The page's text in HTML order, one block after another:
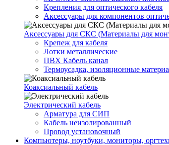
Крепления для оптического кабеля
Аксессуары для компонентов
Аксессуары для СКС (Материалы для
Крепеж для кабеля
Лотки металлические
ПВХ Кабель канал
Термоусадка, изоляционные
Коаксиальный кабель
Электрический кабель
Арматура для СИП
Кабель неизолированный
Провод установочный
Компьютеры, ноутбуки, мониторы,